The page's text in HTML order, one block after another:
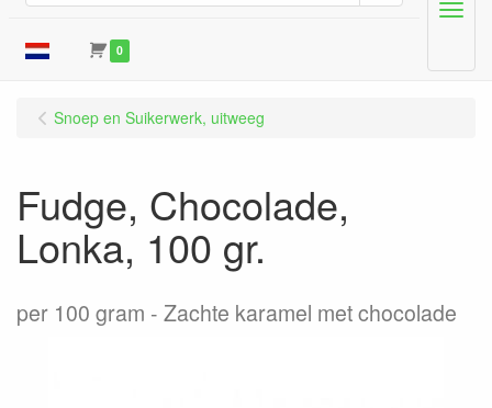
0
Menu
Snoep en Suikerwerk, uitweeg
Fudge, Chocolade,
Lonka, 100 gr.
per 100 gram Zachte karamel met chocolade